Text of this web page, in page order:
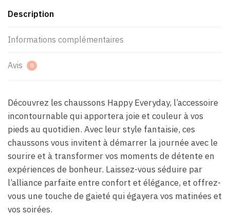
Description
Informations complémentaires
Avis 0
Découvrez les chaussons Happy Everyday, l’accessoire
incontournable qui apportera joie et couleur à vos
pieds au quotidien. Avec leur style fantaisie, ces
chaussons vous invitent à démarrer la journée avec le
sourire et à transformer vos moments de détente en
expériences de bonheur. Laissez-vous séduire par
l’alliance parfaite entre confort et élégance, et offrez-
vous une touche de gaieté qui égayera vos matinées et
vos soirées.